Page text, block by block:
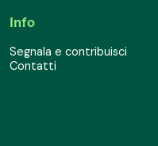
Info
Segnala e contribuisci
Contatti